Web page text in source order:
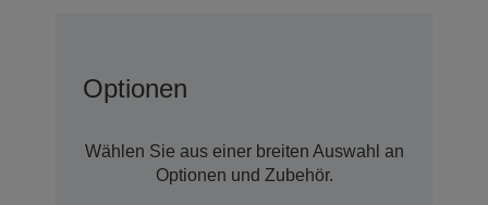
Optionen
Wählen Sie aus einer breiten Auswahl an
Optionen und Zubehör.